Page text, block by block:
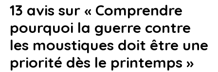
13 avis sur « Comprendre
pourquoi la guerre contre
les moustiques doit être une
priorité dès le printemps »